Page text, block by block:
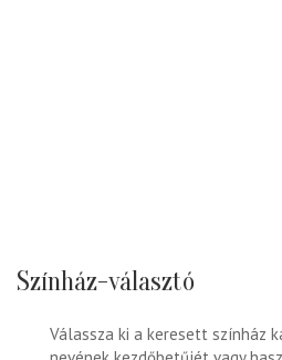
Színház-választó
Válassza ki a keresett színház